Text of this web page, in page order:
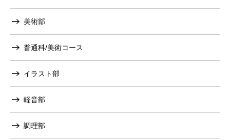
美術部
普通科/美術コース
イラスト部
軽音部
調理部